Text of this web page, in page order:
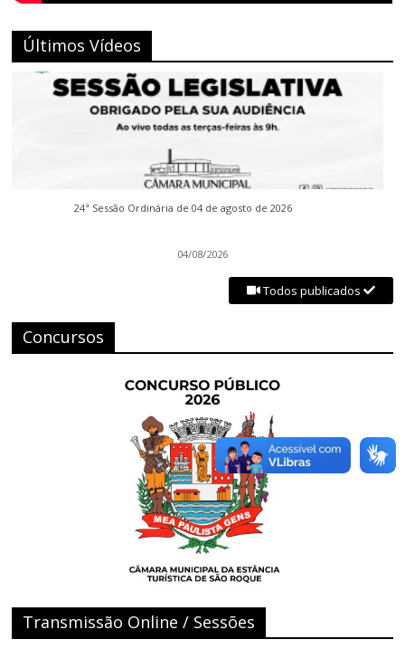
Últimos Vídeos
24ª Sessão Ordinária de 04 de agosto de 2026
04/08/2026
Todos publicados
Concursos
Transmissão Online / Sessões